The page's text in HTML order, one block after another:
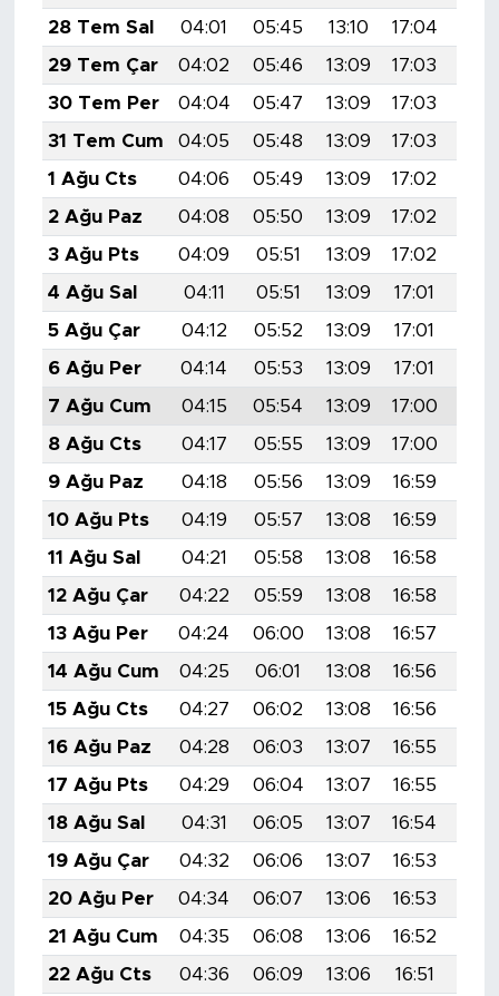
28 Tem Sal
04:01 05:45 13:10 17:04
29 Tem Çar
04:02 05:46 13:09 17:03
30 Tem Per
04:04 05:47 13:09 17:03
31 Tem Cum
04:05 05:48 13:09 17:03
1 Ağu Cts
04:06 05:49 13:09 17:02
2 Ağu Paz
04:08 05:50 13:09 17:02
3 Ağu Pts
04:09 05:51 13:09 17:02
4 Ağu Sal
04:11 05:51 13:09 17:01
5 Ağu Çar
04:12 05:52 13:09 17:01
6 Ağu Per
04:14 05:53 13:09 17:01
7 Ağu Cum
04:15 05:54 13:09 17:00
8 Ağu Cts
04:17 05:55 13:09 17:00
9 Ağu Paz
04:18 05:56 13:09 16:59
10 Ağu Pts
04:19 05:57 13:08 16:59
11 Ağu Sal
04:21 05:58 13:08 16:58
12 Ağu Çar
04:22 05:59 13:08 16:58
13 Ağu Per
04:24 06:00 13:08 16:57
14 Ağu Cum
04:25 06:01 13:08 16:56
15 Ağu Cts
04:27 06:02 13:08 16:56
16 Ağu Paz
04:28 06:03 13:07 16:55
17 Ağu Pts
04:29 06:04 13:07 16:55
18 Ağu Sal
04:31 06:05 13:07 16:54
19 Ağu Çar
04:32 06:06 13:07 16:53
20 Ağu Per
04:34 06:07 13:06 16:53
21 Ağu Cum
04:35 06:08 13:06 16:52
22 Ağu Cts
04:36 06:09 13:06 16:51